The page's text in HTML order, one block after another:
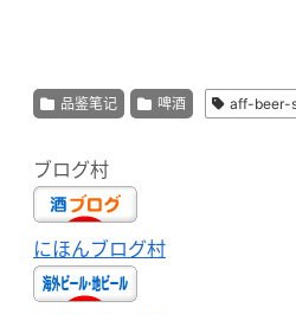
品鉴笔记 啤酒 aff-beer-
ブログ村
にほんブログ村